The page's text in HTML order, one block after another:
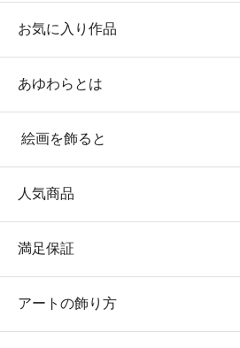
お気に入り作品
あゆわらとは
絵画を飾ると
人気商品
満足保証
アートの飾り方